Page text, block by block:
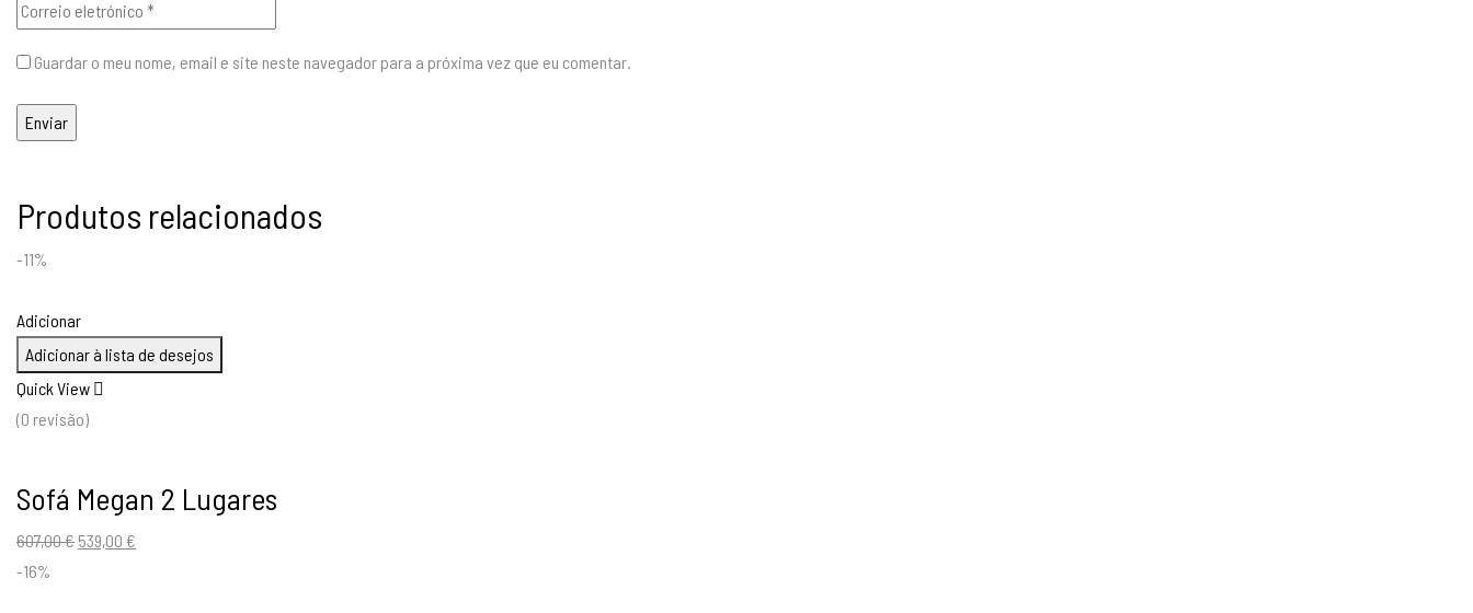
Guardar o meu nome, email e site neste navegador para a próxima vez que eu comentar.
Produtos relacionados
-11%
Adicionar
Adicionar à lista de desejos
Quick View
(0 revisão)
Sofá Megan 2 Lugares
607,00€ O
539,00 €
-16%